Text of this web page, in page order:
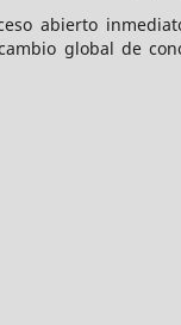
abierto
global de